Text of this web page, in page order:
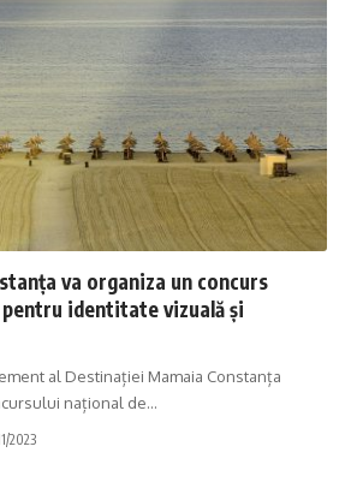
va organiza un concurs
identitate vizuală și
al Destinației Mamaia Constanța
național de…
2023